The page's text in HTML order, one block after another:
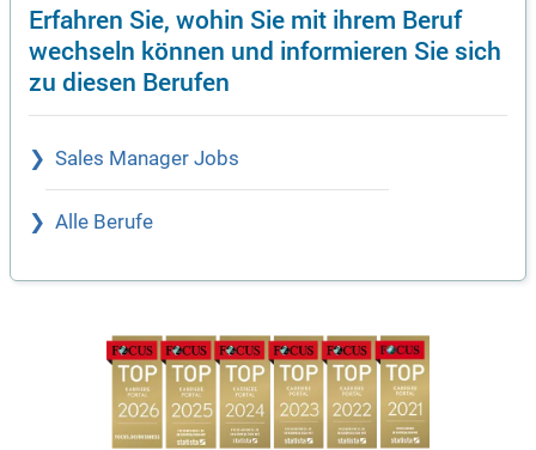
Erfahren Sie, wohin Sie mit ihrem Beruf
wechseln können und informieren Sie sich
zu diesen Berufen
Sales Manager Jobs
Alle Berufe